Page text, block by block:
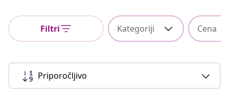
Filtri Kategoriji Cena
Priporočljivo